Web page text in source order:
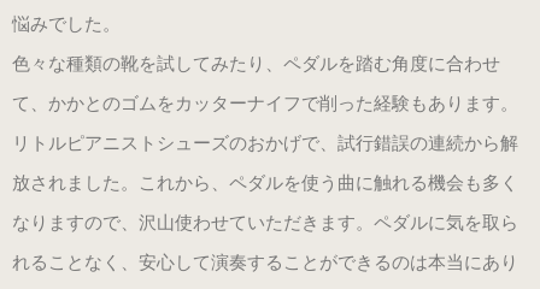
悩みでした。
色々な種類の靴を試してみたり、ペダルを踏む角度に合わせ
て、かかとのゴムをカッターナイフで削った経験もあります。
リトルピアニストシューズのおかげで、試行錯誤の連続から解
放されました。これから、ペダルを使う曲に触れる機会も多く
なりますので、沢山使わせていただきます。ペダルに気を取ら
れることなく、安心して演奏することができるのは本当にあり